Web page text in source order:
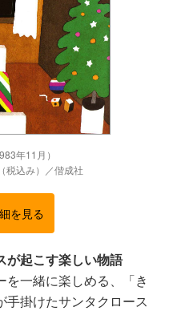
年11月）
税込み）／偕成社
を見る
が起こす楽しい物語
一緒に楽しめる、「き
手掛けたサンタクロース